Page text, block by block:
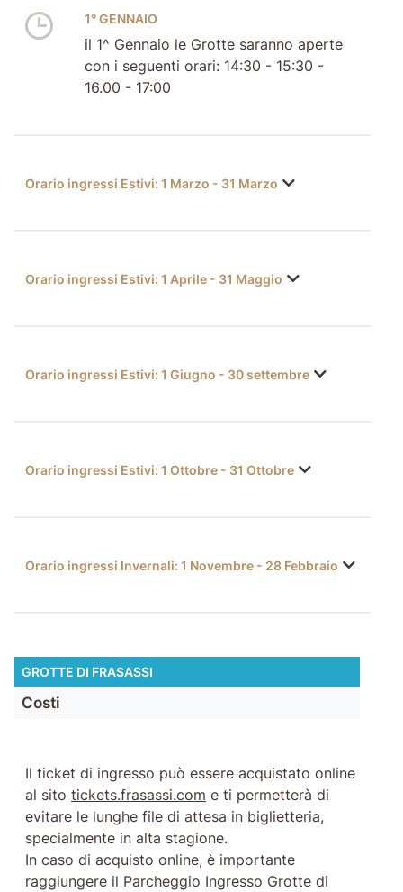
1° GENNAIO
il 1^ Gennaio le Grotte saranno aperte
con i seguenti orari: 14:30 - 15:30 -
16.00 - 17:00
Orario ingressi Estivi: 1 Marzo - 31 Marzo
Orario ingressi Estivi: 1 Aprile - 31 Maggio
Orario ingressi Estivi: 1 Giugno - 30 settembre
Orario ingressi Estivi: 1 Ottobre - 31 Ottobre
Orario ingressi Invernali: 1 Novembre - 28 Febbraio
GROTTE DI FRASASSI
Costi
Il ticket di ingresso può essere acquistato online
al sito tickets.frasassi.com e ti permetterà di
evitare le lunghe file di attesa in biglietteria,
specialmente in alta stagione.
In caso di acquisto online, è importante
raggiungere il Parcheggio Ingresso Grotte di